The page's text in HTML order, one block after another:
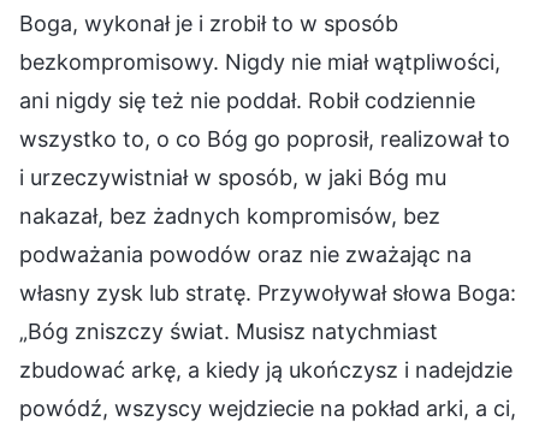
Boga, wykonał je i zrobił to w sposób
bezkompromisowy. Nigdy nie miał wątpliwości,
ani nigdy się też nie poddał. Robił codziennie
wszystko to, o co Bóg go poprosił, realizował to
i urzeczywistniał w sposób, w jaki Bóg mu
nakazał, bez żadnych kompromisów, bez
podważania powodów oraz nie zważając na
własny zysk lub stratę. Przywoływał słowa Boga:
„Bóg zniszczy świat. Musisz natychmiast
zbudować arkę, a kiedy ją ukończysz i nadejdzie
powódź, wszyscy wejdziecie na pokład arki, a ci,